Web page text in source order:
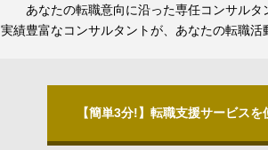
あなたの転職意向に沿った専任コンサルタ
実績豊富なコンサルタントが、あなたの転職活
【簡単3分!】転職支援サービスを